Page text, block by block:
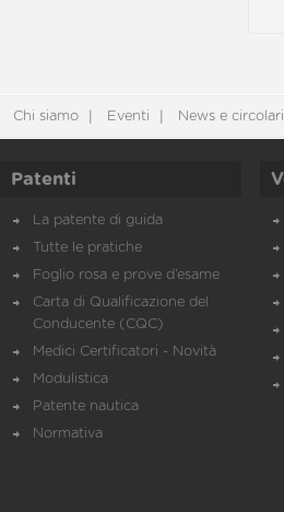
Chi siamo Eventi News e circolari
Patenti
La patente di guida
Tutte le pratiche
Foglio rosa e prove d’esame
Carta di Qualificazione del
Conducente (CQC)
Medici Certificatori - Novità
Modulistica
Patente nautica
Normativa